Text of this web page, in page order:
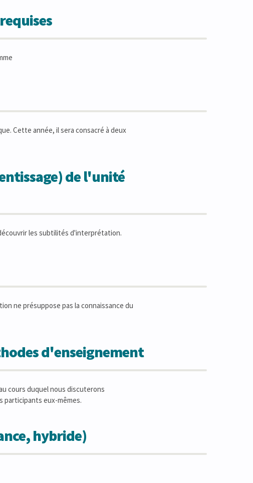
Cette année, il sera consacré à deux
de l'unité
les subtilités d'interprétation.
ne présuppose pas la connaissance du
d'enseignement
cours duquel nous discuterons
participants eux-mêmes.
hybride)